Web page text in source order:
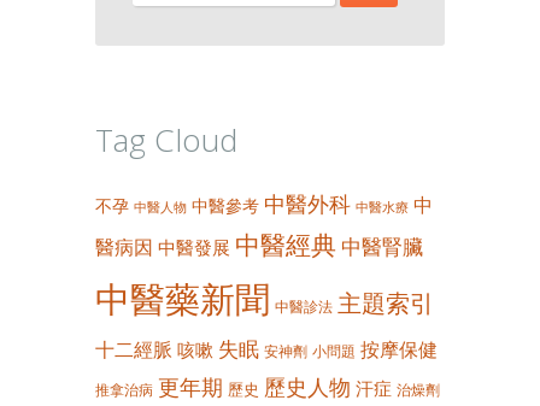
Tag Cloud
不孕 中醫人物 中醫參考 中醫外科 中醫水療 中
醫病因 中醫發展 中醫經典 中醫腎臟
中醫藥新聞 中醫診法 主題索引
十二經脈 咳嗽 失眠 安神劑 小問題 按摩保健
推拿治病 更年期 歷史 歷史人物 汗症 治燥劑